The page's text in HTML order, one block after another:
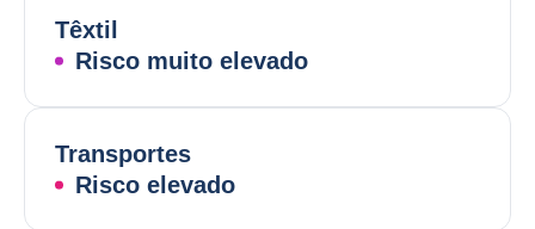
Têxtil
Risco muito elevado
Transportes
Risco elevado